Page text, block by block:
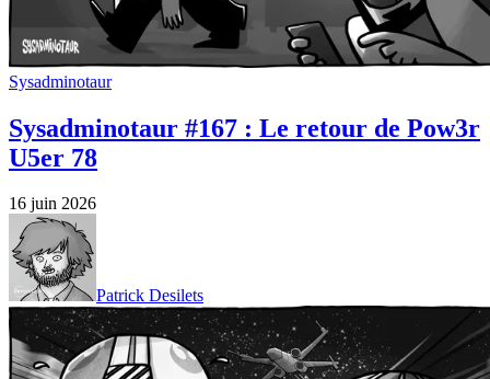
Sysadminotaur
Sysadminotaur #167 : Le retour de Pow3r
U5er 78
16 juin 2026
Patrick Desilets